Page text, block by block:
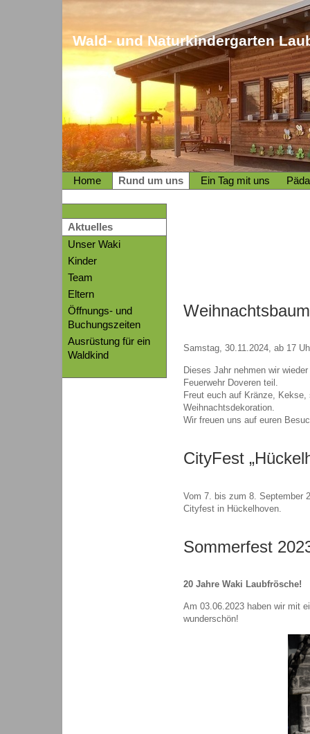
Wald- und Naturkindergarten
Home Rund um uns Ein Tag mit uns
Aktuelles
Unser Waki
Kinder
Team
Eltern
Öffnungs- und
Buchungszeiten
Ausrüstung für ein
Waldkind
Samstag, 30.11.2024, ab 17
Dieses Jahr nehmen wir
Feuerwehr Doveren teil.
Freut euch auf Kränze,
Weihnachtsdekoration.
Wir freuen uns auf euren
CityFest
Vom 7. bis zum 8. September
Cityfest in Hückelhoven.
Sommerfest
20 Jahre Waki Laubfrösche!
Am 03.06.2023 haben wir mit
wunderschön!